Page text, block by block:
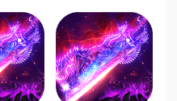
力。
赏任务即可领取丰厚奖励，
力。
登录、每日成就、每日击杀等